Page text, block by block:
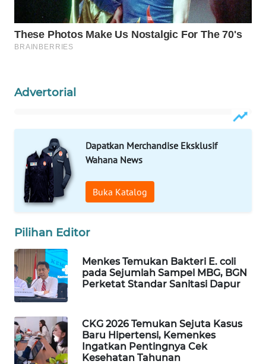
Advertorial
Dapatkan Merchandise Eksklusif
Wahana News
Buka Katalog
Pilihan Editor
Menkes Temukan Bakteri E. coli
pada Sejumlah Sampel MBG, BGN
Perketat Standar Sanitasi Dapur
CKG 2026 Temukan Sejuta Kasus
Baru Hipertensi, Kemenkes
Ingatkan Pentingnya Cek
Kesehatan Tahunan
TV
WAHANANEWS
ID
CO ID
NET
WAHANA
SPORT
WAHANA
UMKM
WAHANA
SELEB
WAHANA
WAHANA
OTOMOTIF